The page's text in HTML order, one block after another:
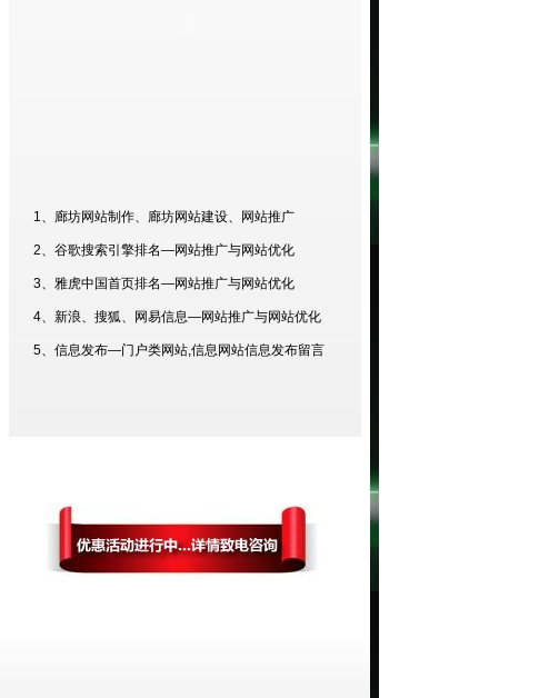
1、廊坊网站制作、廊坊网站建设、网站推广
2、谷歌搜索引擎排名—网站推广与网站优化
3、雅虎中国首页排名—网站推广与网站优化
4、新浪、搜狐、网易信息—网站推广与网站优化
5、信息发布—门户类网站,信息网站信息发布留言